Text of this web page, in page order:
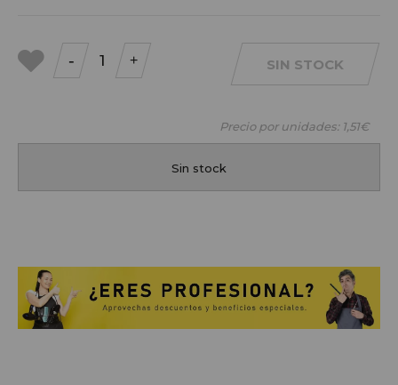
- + SIN STOCK
Precio por unidades: 1,51€
Sin stock